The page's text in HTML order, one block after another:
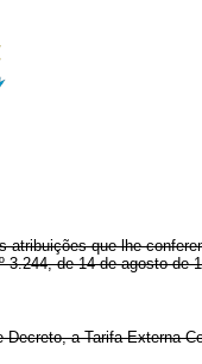
atribuições que lhe
de 14 de agosto
a Tarifa Externa